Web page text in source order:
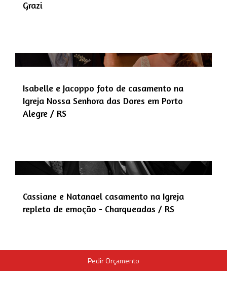
Grazi
Isabelle e Jacoppo foto de casamento na
Igreja Nossa Senhora das Dores em Porto
Alegre / RS
Cassiane e Natanael casamento na Igreja
repleto de emoção - Charqueadas / RS
Pedir Orçamento